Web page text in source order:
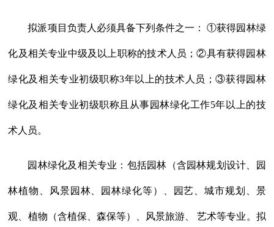
拟派项目负责人必须具备下列条件之一： ①获得园林绿
化及相关专业中级及以上职称的技术人员；②具有获得园林
绿化及相关专业初级职称3年以上的技术人员；③获得园林
绿化及相关专业初级职称且从事园林绿化工作5年以上的技
术人员。
园林绿化及相关专业：包括园林（含园林规划设计、园
林植物、风景园林、园林绿化等）、园艺、城市规划、景
观、植物（含植保、森保等）、风景旅游、 艺术等专业。拟